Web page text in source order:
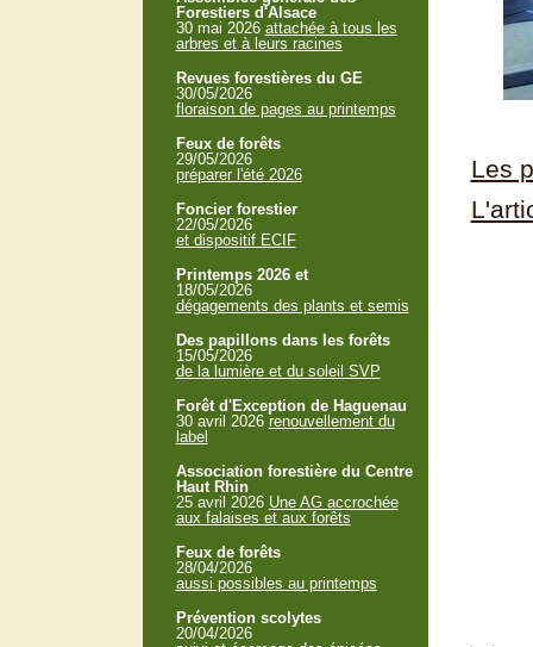
Les
Forestiers d'Alsace
30 mai 2026 attachée à tous les
arbres et à leurs racines
Revues forestières du GE
30/05/2026
floraison de pages au printemps
Feux de forêts
29/05/2026
préparer l'été 2026
Foncier forestier
22/05/2026
et dispositif ECIF
Printemps 2026 et
18/05/2026
dégagements des plants et semis
Des papillons dans les forêts
15/05/2026
de la lumière et du soleil SVP
Forêt d'Exception de Haguenau
30 avril 2026 renouvellement du
label
Association forestière du Centre
Haut Rhin
25 avril 2026 Une AG accrochée
aux falaises et aux forêts
Feux de forêts
28/04/2026
aussi possibles au printemps
Prévention scolytes
20/04/2026